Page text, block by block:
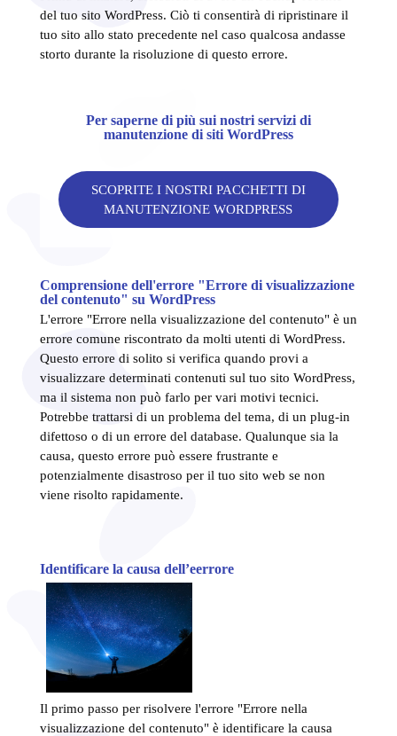
del tuo sito WordPress. Ciò ti consentirà di ripristinare il
tuo sito allo stato precedente nel caso qualcosa andasse
storto durante la risoluzione di questo errore.
Per saperne di più sui nostri servizi di
manutenzione di siti WordPress
SCOPRITE I NOSTRI PACCHETTI DI
MANUTENZIONE WORDPRESS
Comprensione dell'errore "Errore di visualizzazione
del contenuto" su WordPress
L'errore "Errore nella visualizzazione del contenuto" è un
errore comune riscontrato da molti utenti di WordPress.
Questo errore di solito si verifica quando provi a
visualizzare determinati contenuti sul tuo sito WordPress,
ma il sistema non può farlo per vari motivi tecnici.
Potrebbe trattarsi di un problema del tema, di un plug-in
difettoso o di un errore del database. Qualunque sia la
causa, questo errore può essere frustrante e
potenzialmente disastroso per il tuo sito web se non
viene risolto rapidamente.
Identificare la causa dell’eerrore
Il primo passo per risolvere l'errore "Errore nella
visualizzazione del contenuto" è identificare la causa